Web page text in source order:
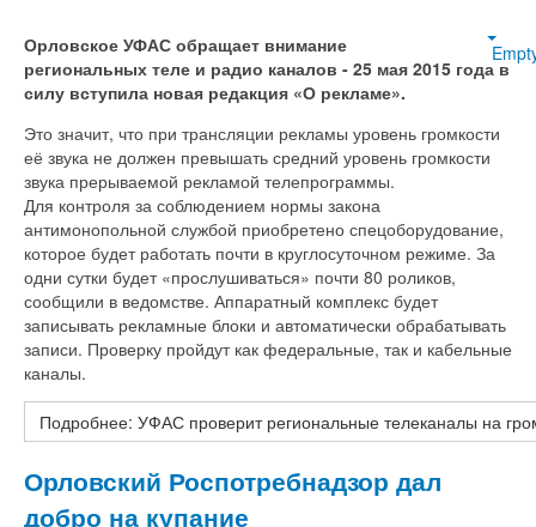
Орловское УФАС обращает внимание
региональных теле и радио каналов - 25 мая 2015 года в
силу вступила новая редакция «О рекламе».
Это значит, что при трансляции рекламы уровень громкости
её звука не должен превышать средний уровень громкости
звука прерываемой рекламой телепрограммы.
Для контроля за соблюдением нормы закона
антимонопольной службой приобретено спецоборудование,
которое будет работать почти в круглосуточном режиме. За
одни сутки будет «прослушиваться» почти 80 роликов,
сообщили в ведомстве. Аппаратный комплекс будет
записывать рекламные блоки и автоматически обрабатывать
записи. Проверку пройдут как федеральные, так и кабельные
каналы.
Подробнее: УФАС проверит региональные телеканалы на
Орловский Роспотребнадзор дал
добро на купание